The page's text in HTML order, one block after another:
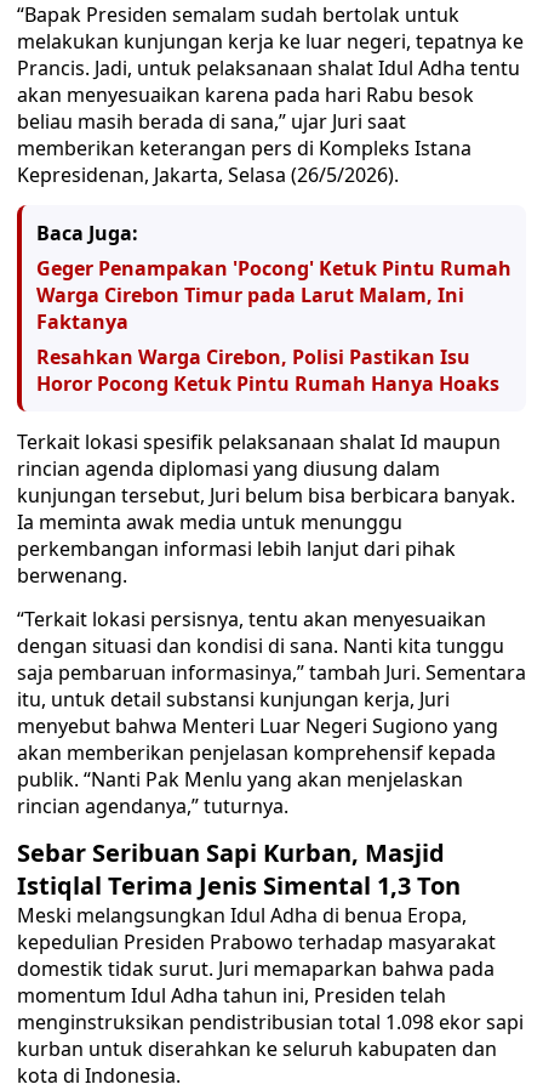
“Bapak Presiden semalam sudah bertolak untuk
melakukan kunjungan kerja ke luar negeri, tepatnya ke
Prancis. Jadi, untuk pelaksanaan shalat Idul Adha tentu
akan menyesuaikan karena pada hari Rabu besok
beliau masih berada di sana,” ujar Juri saat
memberikan keterangan pers di Kompleks Istana
Kepresidenan, Jakarta, Selasa (26/5/2026).
Baca Juga:
Geger Penampakan 'Pocong' Ketuk Pintu Rumah
Warga Cirebon Timur pada Larut Malam, Ini
Faktanya
Resahkan Warga Cirebon, Polisi Pastikan Isu
Horor Pocong Ketuk Pintu Rumah Hanya Hoaks
Terkait lokasi spesifik pelaksanaan shalat Id maupun
rincian agenda diplomasi yang diusung dalam
kunjungan tersebut, Juri belum bisa berbicara banyak.
Ia meminta awak media untuk menunggu
perkembangan informasi lebih lanjut dari pihak
berwenang.
“Terkait lokasi persisnya, tentu akan menyesuaikan
dengan situasi dan kondisi di sana. Nanti kita tunggu
saja pembaruan informasinya,” tambah Juri. Sementara
itu, untuk detail substansi kunjungan kerja, Juri
menyebut bahwa Menteri Luar Negeri Sugiono yang
akan memberikan penjelasan komprehensif kepada
publik. “Nanti Pak Menlu yang akan menjelaskan
rincian agendanya,” tuturnya.
Sebar Seribuan Sapi Kurban, Masjid
Istiqlal Terima Jenis Simental 1,3 Ton
Meski melangsungkan Idul Adha di benua Eropa,
kepedulian Presiden Prabowo terhadap masyarakat
domestik tidak surut. Juri memaparkan bahwa pada
momentum Idul Adha tahun ini, Presiden telah
menginstruksikan pendistribusian total 1.098 ekor sapi
kurban untuk diserahkan ke seluruh kabupaten dan
kota di Indonesia.